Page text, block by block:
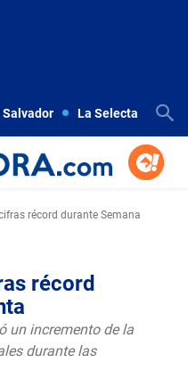
Salvador La Selecta
récord durante Semana
récord
un incremento de la
durante las